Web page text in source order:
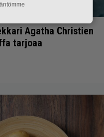
Agatha Christien
tarjoaa